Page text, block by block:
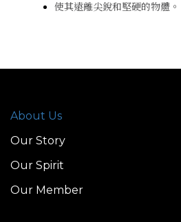
使其遠離尖銳和堅硬的物體。
About Us
Our Story
Our Spirit
Our Member